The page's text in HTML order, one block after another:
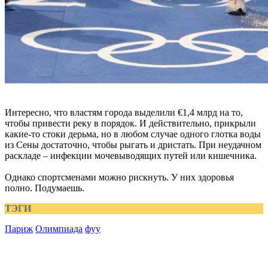
Интересно, что властям города выделили €1,4 млрд на то,
чтобы привести реку в порядок. И действительно, прикрыли
какие-то стоки дерьма, но в любом случае одного глотка воды
из Сены достаточно, чтобы рыгать и дристать. При неудачном
раскладе – инфекции мочевыводящих путей или кишечника.
Однако спортсменами можно рискнуть. У них здоровья
полно. Подумаешь.
ТЭГИ
Париж Олимпиада фуу